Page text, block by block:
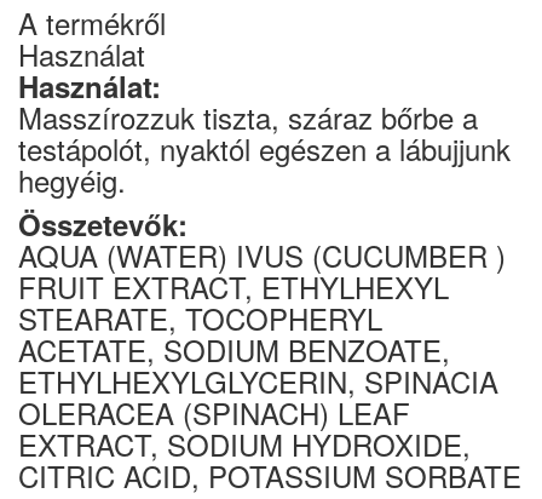
A termékről
Használat
Használat:
Masszírozzuk tiszta, száraz bőrbe a
testápolót, nyaktól egészen a lábujjunk
hegyéig.
Összetevők:
AQUA (WATER) IVUS (CUCUMBER )
FRUIT EXTRACT, ETHYLHEXYL
STEARATE, TOCOPHERYL
ACETATE, SODIUM BENZOATE,
ETHYLHEXYLGLYCERIN, SPINACIA
OLERACEA (SPINACH) LEAF
EXTRACT, SODIUM HYDROXIDE,
CITRIC ACID, POTASSIUM SORBATE